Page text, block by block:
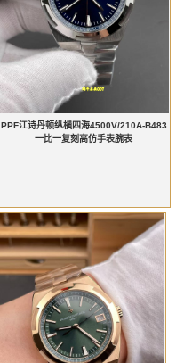
PPF江诗丹顿纵横四海4500V/210A-B483
一比一复刻高仿手表腕表